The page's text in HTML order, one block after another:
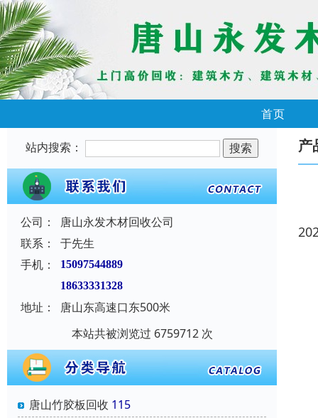
首页
站内搜索：
公司：
唐山永发木材回收公司
联系：
于先生
手机：
15097544889
18633331328
地址：
唐山东高速口东500米
本站共被浏览过 6759712 次
唐山竹胶板回收 115
产